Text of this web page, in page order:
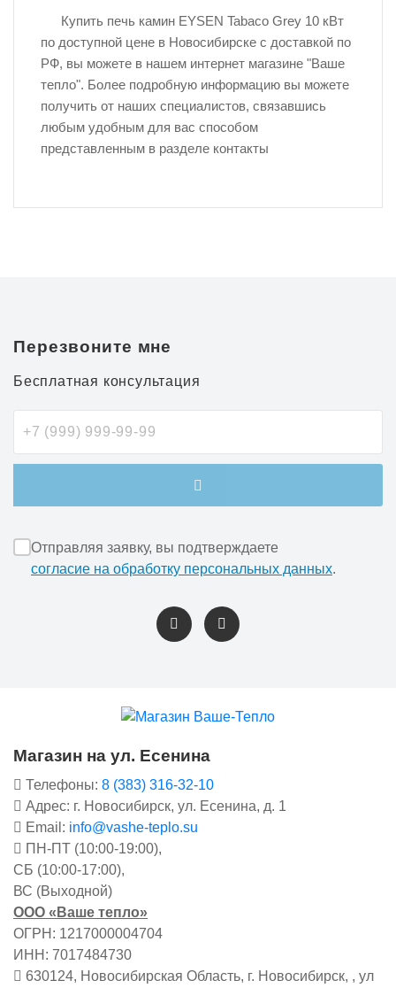
Купить печь камин EYSEN Tabaco Grey 10 кВт
по доступной цене в Новосибирске с доставкой по
РФ, вы можете в нашем интернет магазине "Ваше
тепло". Более подробную информацию вы можете
получить от наших специалистов, связавшись
любым удобным для вас способом
представленным в разделе контакты
Перезвоните мне
Бесплатная консультация
Отправляя заявку, вы подтверждаете
согласие на обработку персональных данных.
Магазин на ул. Есенина
Телефоны: 8 (383) 316-32-10
Адрес: г. Новосибирск, ул. Есенина, д. 1
Email: info@vashe-teplo.su
ПН-ПТ (10:00-19:00),
СБ (10:00-17:00),
ВС (Выходной)
ООО «Ваше тепло»
ОГРН: 1217000004704
ИНН: 7017484730
630124, Новосибирская Область, г. Новосибирск, , ул